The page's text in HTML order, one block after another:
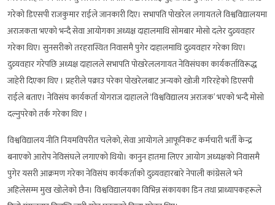
गरेको डिएसपी राजकुमार राईले जानकारी दिए। सभापति पोखरेल लगायतले विश्वविद्यालयमा
अराजकता भएको भन्दै सेवा आयोगका अध्यक्ष दाहालमाथि सोमबार मोसो दलेर दुव्र्यवहार
गरेका थिए। सुनसरीको तरहरास्थित निवासमै पुगेर दाहालमाथि दुव्र्यवहार गरेका थिए।
दुव्र्यवहार गरेपछि अध्यक्ष दाहालले सभापति पोखरेललगायत नेविसंघका कार्यकर्ताविरूद्ध
जाहेरी दिएका थिए । प्रहरीले पक्राउ परेका पोखरेलबाट अन्यको खोजी गरिरहेको डिएसपी
राईले बताए। नेविसंघ कार्यकर्ता योगराज दाहालले ‘विश्वविद्यालय अराजक’ भएको भन्दै मोसो
दल्नुपरेको तर्क गरेका थिए ।
विश्वविद्यालय नीति नियमविपरीत चलेको, सेवा आयोगले आफूनिकट कर्मचारी भर्ती केन्द्र
बनाएको आरोप नेविसंघले लगाएको थियो। कानुन हातमा लिएर आयोग अध्यक्षको निवासमै
पुगेर यसरी आक्रमण गरेका नेविसंघ कार्यकर्ताको दुव्र्यवहारबारे नेपाली कांग्रेसले भने
अहिलेसम्म मुख खोलेको छैन। विश्वविद्यालयका विभिन्न संकायका डिन तथा प्राध्यापकहरूले